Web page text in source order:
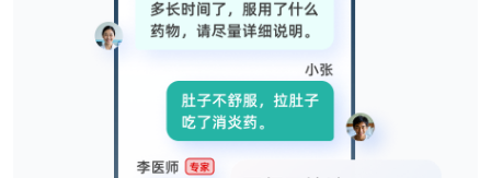
我已阅读并同意通讯云服务条款和通讯云隐私政策
提交